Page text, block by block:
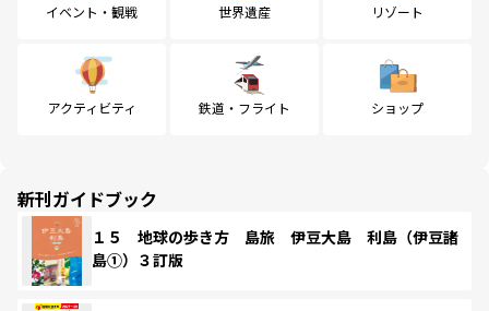
イベント・観戦 世界遺産 リゾート
アクティビティ 鉄道・フライト ショップ
新刊ガイドブック
１５ 地球の歩き方 島旅 伊豆大島 利島（伊豆諸
島①）３訂版